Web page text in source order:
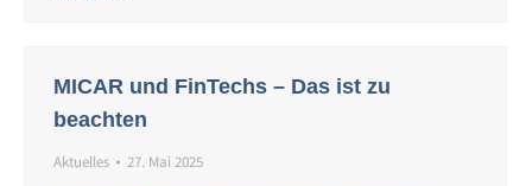
MICAR und FinTechs – Das ist zu
beachten
Aktuelles 27. Mai 2025